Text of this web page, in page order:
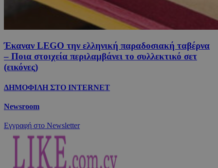
Έκαναν LEGO την ελληνική παραδοσιακή ταβέρνα
– Ποια στοιχεία περιλαμβάνει το συλλεκτικό σετ
(εικόνες)
ΔΗΜΟΦΙΛΗ ΣΤΟ INTERNET
Newsroom
Εγγραφή στο Newsletter